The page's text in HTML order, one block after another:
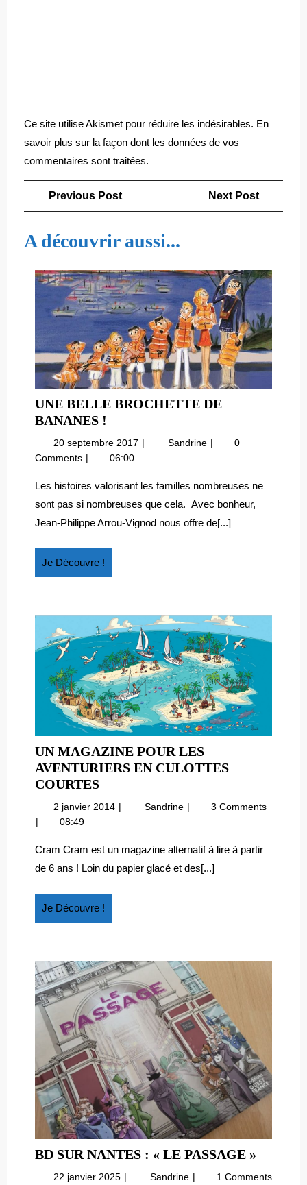
Ce site utilise Akismet pour réduire les indésirables. En
savoir plus sur la façon dont les données de vos
commentaires sont traitées.
Navigation
de
l’article
Previous PostPrevious
Next Post
A découvrir aussi...
UNE BELLE BROCHETTE DE
BANANES !
BELLE
BROCHETTE
BANANES
!
20 septembre 2017 20
Sandrine Une
de
bananes
0
Comments
06:00
Les histoires valorisant les familles nombreuses ne
sont pas si nombreuses que cela. Avec bonheur,
Jean-Philippe Arrou-Vignod nous offre de[...]
Je Découvre !
Découvre
UN MAGAZINE POUR LES
AVENTURIERS EN CULOTTES
COURTESUN
MAGAZINE
POUR
AVENTURIERS
EN
COURTES
2 janvier 2014 2
Sandrine Un
les
aventuriers
3 Comments
08:49
Cram Cram est un magazine alternatif à lire à partir
de 6 ans ! Loin du papier glacé et des[...]
Je Découvre !
Découvre
BD SUR NANTES : « LE PASSAGE »
22 janvier 2025 22
Sandrine BD
1 Comments